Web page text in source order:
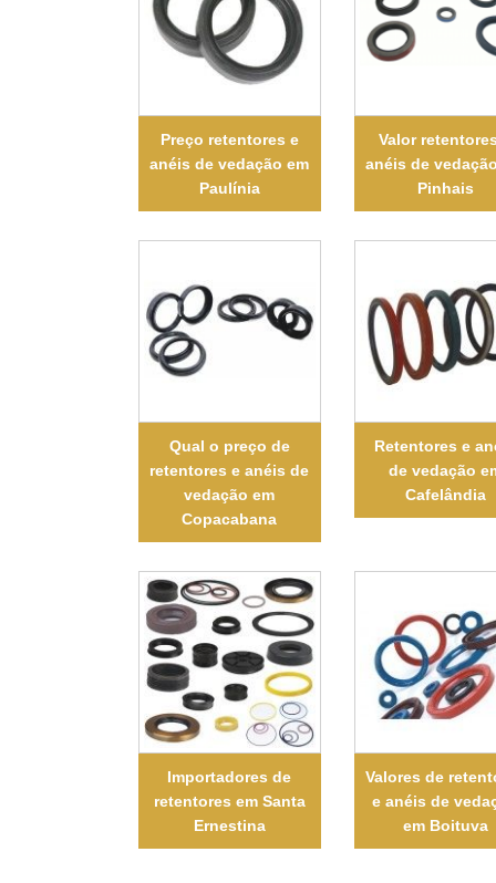
Preço retentores e
anéis de vedação em
Paulínia
Valor
anéis de
Pinhais
Qual o preço de
retentores e anéis de
vedação em
Copacabana
Retentores e
de vedação
Cafelândia
Importadores de
retentores em Santa
Ernestina
Valores de
e anéis de
em Boituva